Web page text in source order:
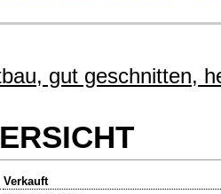
gut geschnitten,
Verkauft